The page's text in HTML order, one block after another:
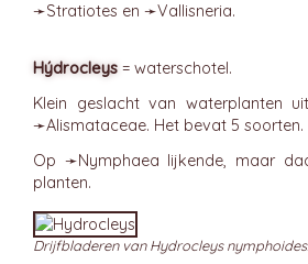
➛Stratiotes en ➛Vallisneria.
Hýdrocleys = waterschotel.
Klein geslacht van waterplanten
➛Alismataceae. Het bevat 5 soorten.
Op ➛Nymphaea lijkende, maar
planten.
Drijfbladeren van Hydrocleys